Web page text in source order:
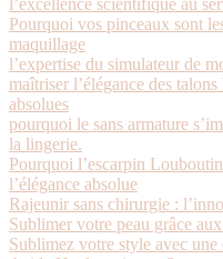
l’excellence scientifique au
Pourquoi vos pinceaux sont
maquillage
l’expertise du simulateur de
maîtriser l’élégance des
absolues
pourquoi le sans armature
la lingerie.
Pourquoi l’escarpin
l’élégance absolue
Rajeunir sans chirurgie :
Sublimer votre peau grâce
Sublimez votre style avec